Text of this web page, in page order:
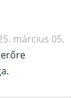
március 05.